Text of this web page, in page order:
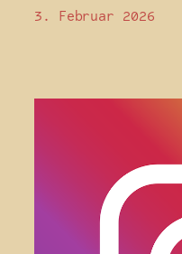
3. Februar 2026